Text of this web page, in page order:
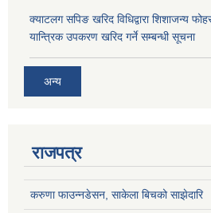
क्याटलग सपिङ खरिद विधिद्वारा शिशाजन्य
यान्त्रिक उपकरण खरिद गर्ने सम्बन्धी सूचना
अन्य
राजपत्र
करुणा फाउन्नडेसन, साकेला बिचको साझेदारि